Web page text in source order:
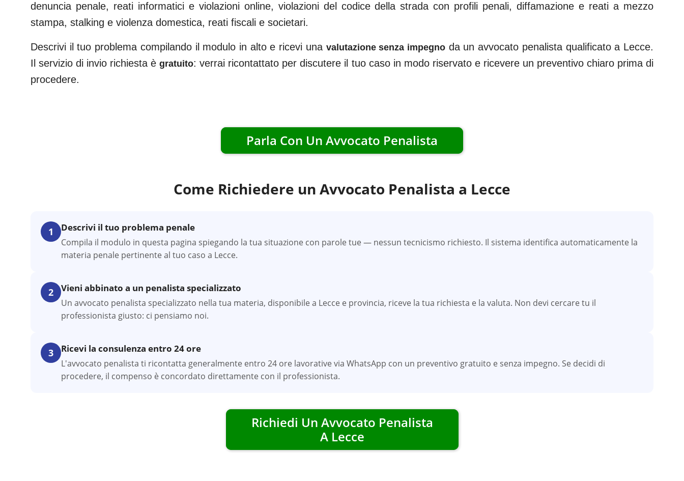
denuncia penale, reati informatici e violazioni online, violazioni del codice della strada con profili penali, diffamazione e reati a mezzo
stampa, stalking e violenza domestica, reati fiscali e societari.
Descrivi il tuo problema compilando il modulo in alto e ricevi una valutazione senza impegno da un avvocato penalista qualificato a Lecce.
Il servizio di invio richiesta ègratuito: verrai ricontattato per discutere il tuo caso in modo riservato e ricevere un preventivo chiaro prima di
procedere.
Parla Con Un Avvocato Penalista
Come Richiedere un Avvocato Penalista a Lecce
1 Descrivi il tuo problema penale
Compila il modulo in questa pagina spiegando la tua situazione con parole tue — nessun tecnicismo richiesto. Il sistema identifica automaticamente la
materia penale pertinente al tuo caso a Lecce.
2 Vieni abbinato a un penalista specializzato
Un avvocato penalista specializzato nella tua materia, disponibile a Lecce e provincia, riceve la tua richiesta e la valuta. Non devi cercare tu il
professionista giusto: ci pensiamo noi.
3 Ricevi la consulenza entro 24 ore
L'avvocato penalista ti ricontatta generalmente entro 24 ore lavorative via WhatsApp con un preventivo gratuito e senza impegno. Se decidi di
procedere, il compenso è concordato direttamente con il professionista.
Richiedi Un Avvocato Penalista
A Lecce